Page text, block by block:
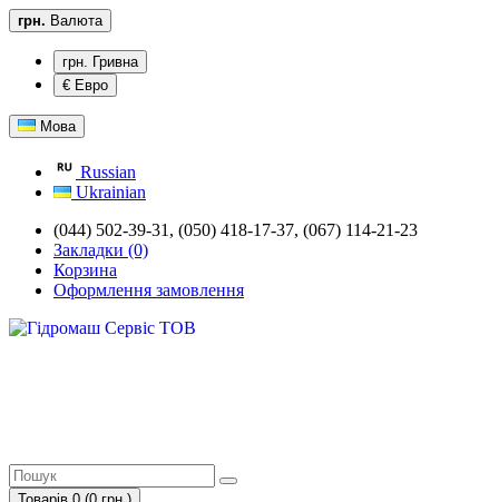
грн. Валюта
грн. Гривна
€ Евро
Мова
Russian
Ukrainian
(044) 502-39-31, (050) 418-17-37, (067) 114-21-23
Закладки (0)
Корзина
Оформлення замовлення